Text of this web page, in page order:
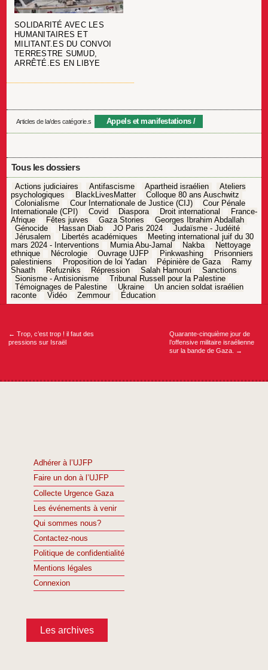
SOLIDARITÉ AVEC LES
HUMANITAIRES ET
MILITANT.ES DU CONVOI
TERRESTRE SUMUD,
ARRÊTÉ.ES EN LIBYE
Articles de la/des catégorie.s Appels et manifestations
Tous les dossiers
Actions judiciaires Antifascisme Apartheid israélien
Ateliers
psychologiques
BlackLivesMatter
Colloque 80 ans Auschwitz
Colonialisme
Cour Internationale de Justice (CIJ)
Cour Pénale
Internationale (CPI)
Covid Diaspora Droit international
France-
Afrique
Fêtes juives Gaza Stories
Georges Ibrahim Abdallah
Génocide
Hassan Diab JO Paris 2024
Judaïsme - Judéité
Jérusalem
Libertés académiques
Meeting international juif du 30
mars 2024 - Interventions
Mumia Abu-Jamal Nakba
Nettoyage
ethnique
Nécrologie Ouvrage UJFP Pinkwashing
Prisonniers
palestiniens
Proposition de loi Yadan Pépinière de Gaza
Ramy
Shaath
Refuzniks Répression Salah Hamouri
Sanctions
Sionisme - Antisionisme
Tribunal Russell pour la Palestine
Témoignages de Palestine
Ukraine
Un ancien soldat israélien
raconte
Vidéo Zemmour Éducation
Navigation
← Trop, c’est trop ! il faut des
pressions sur Israël
Quarante-cinquième jour de
l’offensive militaire israélienne
sur la bande de Gaza.
→
Adhérer à l’UJFP
Faire un don à l’UJFP
Collecte Urgence Gaza
Les événements à venir
Qui sommes nous?
Contactez-nous
Politique de confidentialité
Mentions légales
Connexion
Les archives